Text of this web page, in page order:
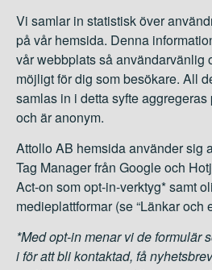
Vi samlar in statistisk över
på vår hemsida. Denna
vår webbplats så användarvänlig
möjligt för dig som besökare. All
samlas in i detta syfte
och är anonym.
Attollo AB hemsida använder sig
Tag Manager från Google och
Act-on som opt-in-verktyg* samt
medieplattformar (se “Länkar och
*Med opt-in menar vi de formulär
i för att bli kontaktad, få